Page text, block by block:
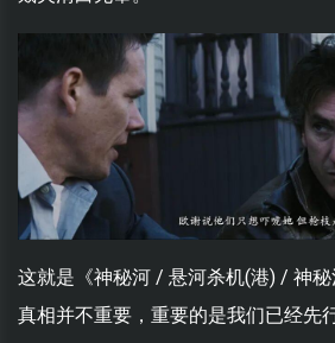
这就是《神秘河 / 悬河杀机(港) / 神秘
真相并不重要，重要的是我们已经先